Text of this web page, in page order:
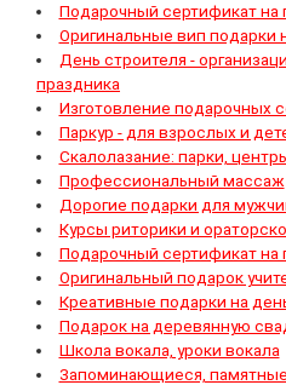
Подарочный сертификат на
Оригинальные вип подарки
День строителя -
праздника
Изготовление подарочных
Паркур - для взрослых и
Скалолазание: парки,
Профессиональный массаж
Дорогие подарки для
Курсы риторики и
Подарочный сертификат на
Оригинальный подарок
Креативные подарки на
Подарок на деревянную
Школа вокала, уроки вокала
Запоминающиеся,